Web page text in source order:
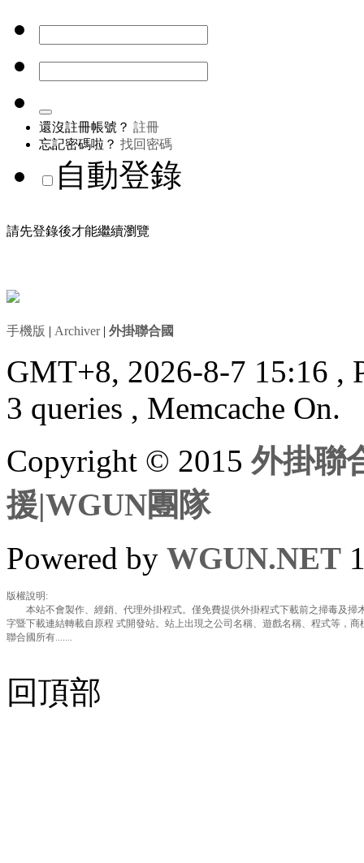
還沒註冊帳號？ 註冊
忘記密碼啦？ 找回密碼
自動登錄
請先登錄後才能繼續瀏覽
手機版 | Archiver| 外掛聯合國
GMT+8, 2026-8-7 15:16 ,
3 queries , Memcache On.
Copyright © 2015外掛聯
援|WGUN團隊
Powered by WGUN.NET
版權說明:
本站不會製作、經銷、代理外掛程式。僅免費提供外掛程式下載前之掃毒及掃
字暨下載連結轉載自原程 式開發站。站上出現之公司名稱、遊戲名稱、程式等，
聯合國所有.......
回頂部